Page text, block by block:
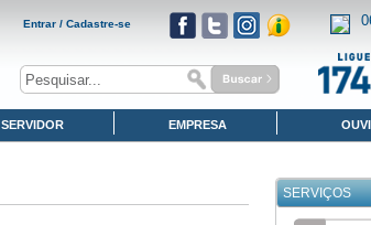
Entrar / Cadastre-se
SERVIDOR EMPRESA
SERVIÇOS